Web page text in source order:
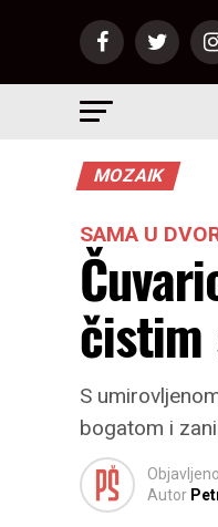
MOZAIK
SAMA U
čistim
S
bogatom i
Objavljeno
Autor